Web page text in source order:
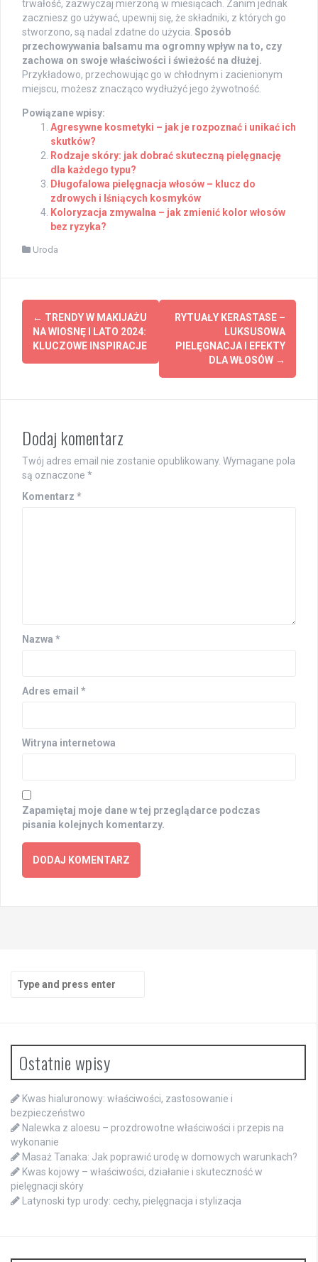
trwałość, zazwyczaj mierzoną w miesiącach. Zanim jednak
zaczniesz go używać, upewnij się, że składniki, z których go
stworzono, są nadal zdatne do użycia. Sposób
przechowywania balsamu ma ogromny wpływ na to, czy
zachowa on swoje właściwości i świeżość na dłużej.
Przykładowo, przechowując go w chłodnym i zacienionym
miejscu, możesz znacząco wydłużyć jego żywotność.
Powiązane wpisy:
Agresywne kosmetyki – jak je rozpoznać i unikać ich
skutków?
Rodzaje skóry: jak dobrać skuteczną pielęgnację
dla każdego typu?
Długofalowa pielęgnacja włosów – klucz do
zdrowych i lśniących kosmyków
Koloryzacja zmywalna – jak zmienić kolor włosów
bez ryzyka?
Uroda
Post
navigation
← TRENDY W MAKIJAŻU
NA WIOSNĘ I LATO 2024:
KLUCZOWE INSPIRACJE
RYTUAŁY KERASTASE –
LUKSUSOWA
PIELĘGNACJA I EFEKTY
DLA WŁOSÓW →
Dodaj komentarz
Twój adres email nie zostanie opublikowany. Wymagane pola
są oznaczone *
Komentarz *
Nazwa *
Adres email *
Witryna internetowa
Zapamiętaj moje dane w tej przeglądarce podczas
pisania kolejnych komentarzy.
for:
Ostatnie wpisy
Kwas hialuronowy: właściwości, zastosowanie i
bezpieczeństwo
Nalewka z aloesu – prozdrowotne właściwości i przepis na
wykonanie
Masaż Tanaka: Jak poprawić urodę w domowych warunkach?
Kwas kojowy – właściwości, działanie i skuteczność w
pielęgnacji skóry
Latynoski typ urody: cechy, pielęgnacja i stylizacja